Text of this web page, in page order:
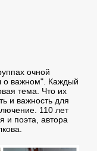
очной
о важном". Каждый
тема. Что их
и важность для
110 лет
и поэта, автора